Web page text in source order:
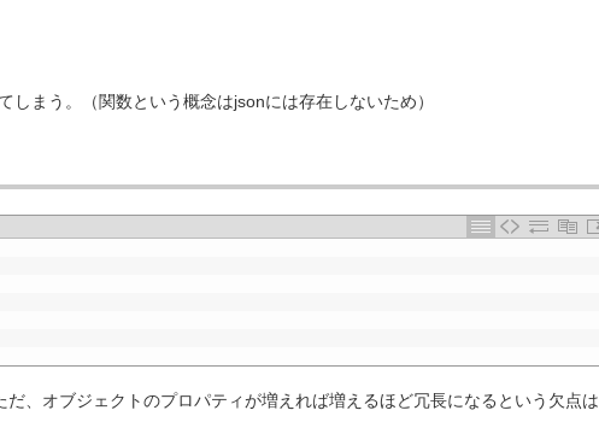
まう。（関数という概念はjsonには存在しないため）
、オブジェクトのプロパティが増えれば増えるほど冗長になるという欠点は